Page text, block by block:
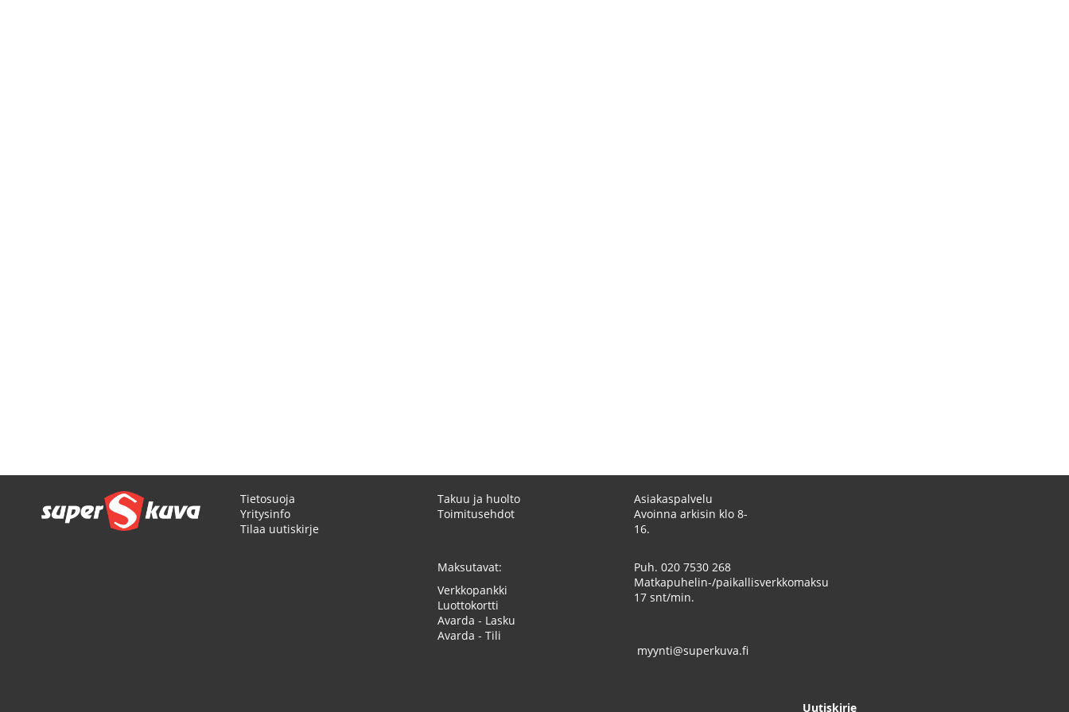
Tietosuoja
Yritysinfo
Tilaa uutiskirje
Takuu ja huolto
Toimitusehdot
Maksutavat:
Verkkopankki
Luottokortti
Avarda - Lasku
Avarda - Tili
Asiakaspalvelu
Avoinna arkisin klo 8-
16.
Puh. 020 7530 268
Matkapuhelin-/paikallisverkkomaksu
17 snt/min.
myynti@superkuva.fi
Uutiskirje